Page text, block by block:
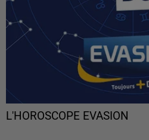
L'HOROSCOPE EVASION